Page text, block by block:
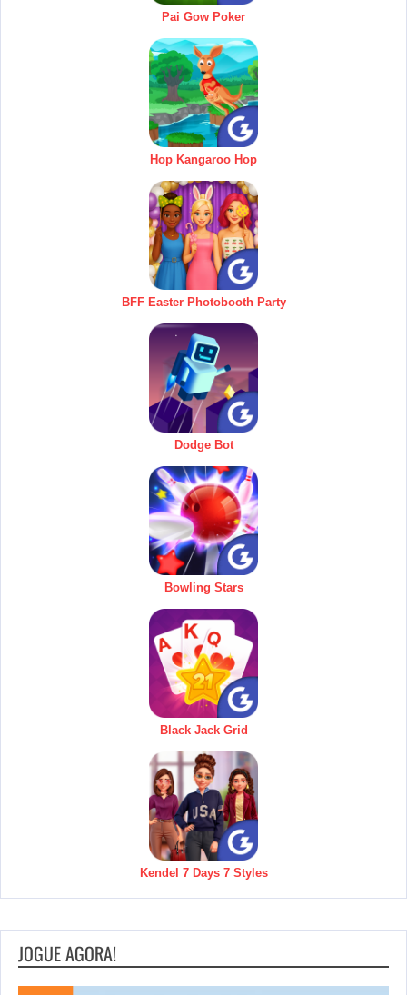
Pai Gow Poker
Hop Kangaroo Hop
BFF Easter Photobooth Party
Dodge Bot
Bowling Stars
Black Jack Grid
Kendel 7 Days 7 Styles
JOGUE AGORA!